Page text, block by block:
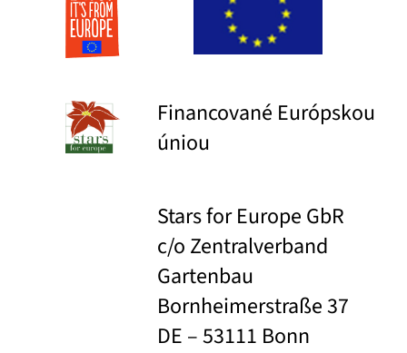
Financované Európskou
úniou
Stars for Europe GbR
c/o Zentralverband
Gartenbau
Bornheimerstraße 37
DE – 53111 Bonn